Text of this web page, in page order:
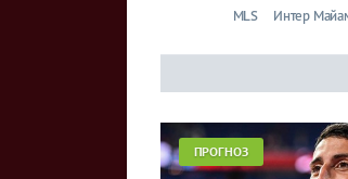
MLS Интер
ПРОГНОЗ